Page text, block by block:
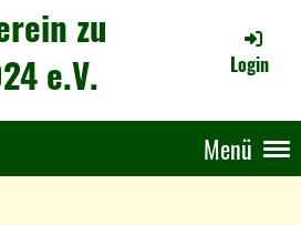
zu
e.V.
Login
Menü